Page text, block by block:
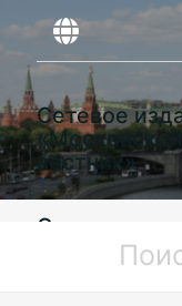
Сетевое
вестник»
Органы
городе